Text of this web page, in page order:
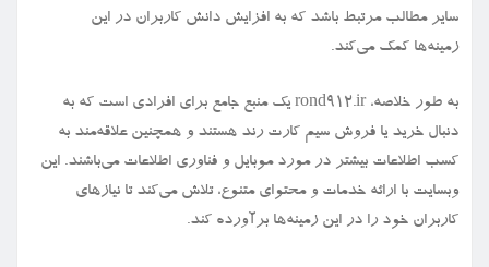
سایر مطالب مرتبط باشد که به افزایش دانش کاربران در این
زمینه‌ها کمک می‌کند.
به طور خلاصه، rond912.ir یک منبع جامع برای افرادی است که به
دنبال خرید یا فروش سیم کارت رند هستند و همچنین علاقه‌مند به
کسب اطلاعات بیشتر در مورد موبایل و فناوری اطلاعات می‌باشند. این
وبسایت با ارائه خدمات و محتوای متنوع، تلاش می‌کند تا نیازهای
کاربران خود را در این زمینه‌ها برآورده کند.